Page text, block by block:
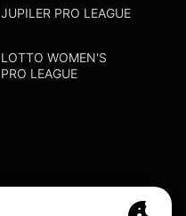
JUPILER PRO LEAGUE
LOTTO WOMEN'S
PRO LEAGUE